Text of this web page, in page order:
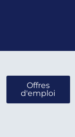
Offres
d'emploi